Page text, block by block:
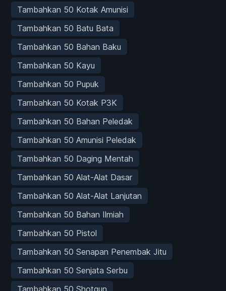
Tambahkan 50 Kotak Amunisi
Tambahkan 50 Batu Bata
Tambahkan 50 Bahan Baku
Tambahkan 50 Kayu
Tambahkan 50 Pupuk
Tambahkan 50 Kotak P3K
Tambahkan 50 Bahan Peledak
Tambahkan 50 Amunisi Peledak
Tambahkan 50 Daging Mentah
Tambahkan 50 Alat-Alat Dasar
Tambahkan 50 Alat-Alat Lanjutan
Tambahkan 50 Bahan Ilmiah
Tambahkan 50 Pistol
Tambahkan 50 Senapan Penembak Jitu
Tambahkan 50 Senjata Serbu